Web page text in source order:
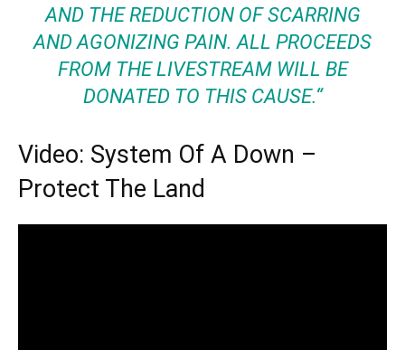
AND THE REDUCTION OF SCARRING
AND AGONIZING PAIN. ALL PROCEEDS
FROM THE LIVESTREAM WILL BE
DONATED TO THIS CAUSE.“
Video: System Of A Down –
Protect The Land